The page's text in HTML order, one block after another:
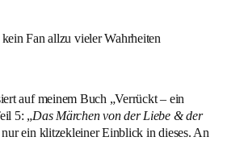
Fan allzu vieler Wahrheiten
auf meinem Buch „Verrückt – ein
5: „Das Märchen von der Liebe & der
nur ein klitzekleiner Einblick in dieses. An